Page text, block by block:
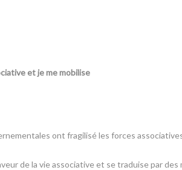
et je me mobilise
ont fragilisé les forces
de la vie associative et se traduise par